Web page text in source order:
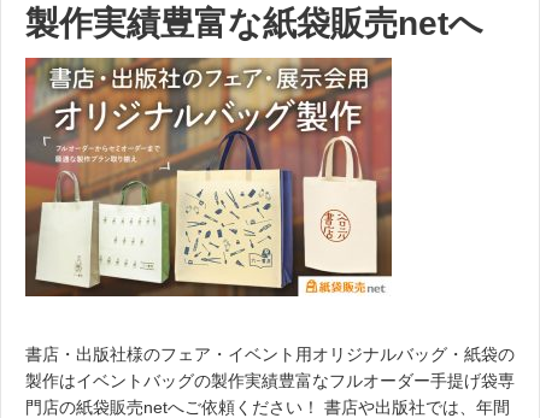
製作実績豊富な紙袋販売netへ
書店・出版社様のフェア・イベント用オリジナルバッグ・紙袋の
製作はイベントバッグの製作実績豊富なフルオーダー手提げ袋専
門店の紙袋販売netへご依頼ください！ 書店や出版社では、年間